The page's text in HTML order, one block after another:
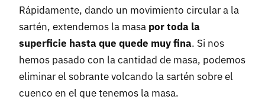
Rápidamente, dando un movimiento circular a la
sartén, extendemos la masa por toda la
superficie hasta que quede muy fina. Si nos
hemos pasado con la cantidad de masa, podemos
eliminar el sobrante volcando la sartén sobre el
cuenco en el que tenemos la masa.